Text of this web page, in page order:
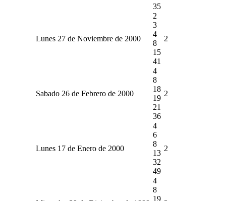
35
Lunes 27 de Noviembre de 2000
2
3
4
8
15
41
2
Sabado 26 de Febrero de 2000
4
8
18
19
21
36
2
Lunes 17 de Enero de 2000
4
6
8
13
32
49
2
4
8
19